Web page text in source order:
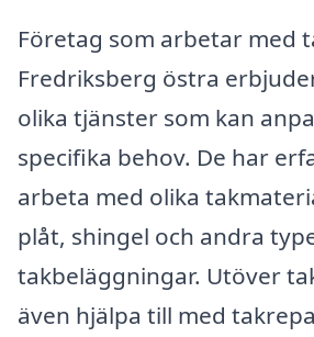
Företag som arbetar med
Fredriksberg östra
olika tjänster som kan
specifika behov. De har
arbeta med olika
plåt, shingel och andra
takbeläggningar. Utöver
även hjälpa till med